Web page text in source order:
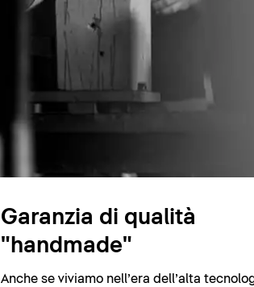
Garanzia di qualità
"handmade"
Anche se viviamo nell’era dell’alta